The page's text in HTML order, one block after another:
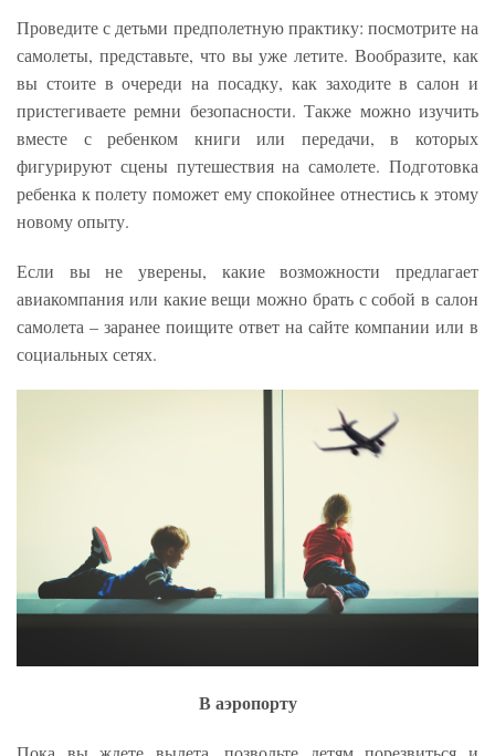
Проведите с детьми предполетную практику: посмотрите на
самолеты, представьте, что вы уже летите. Вообразите, как
вы стоите в очереди на посадку, как заходите в салон и
пристегиваете ремни безопасности. Также можно изучить
вместе с ребенком книги или передачи, в которых
фигурируют сцены путешествия на самолете. Подготовка
ребенка к полету поможет ему спокойнее отнестись к этому
новому опыту.
Если вы не уверены, какие возможности предлагает
авиакомпания или какие вещи можно брать с собой в салон
самолета – заранее поищите ответ на сайте компании или в
социальных сетях.
В аэропорту